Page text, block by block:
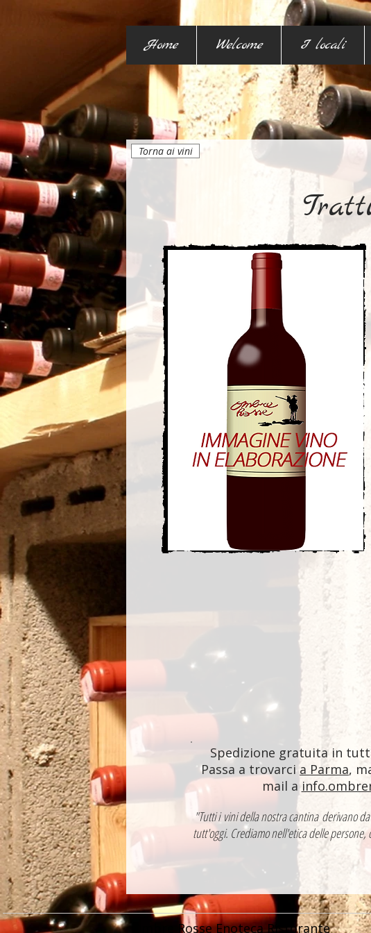
Home Welcome I locali
Torna ai vini
Spedizione gratuita in
Passa a trovarci a Parma,
mail a
"Tutti i vini della nostra cantina derivano
tutt'oggi. Crediamo nell'etica delle
Ombre Rosse Enoteca Ristorante